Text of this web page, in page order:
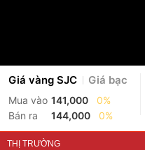
Giá vàng SJC Giá bạc
Mua vào 141,000
0%
Bán ra
144,000 0%
THỊ TRƯỜNG